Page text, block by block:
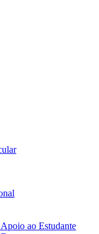
ao Estudante